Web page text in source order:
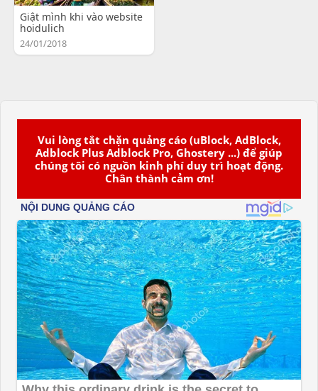
Vui lòng tắt chặn quảng cáo (uBlock, AdBlock,
Adblock Plus Adblock Pro, Ghostery ...) để giúp
chúng tôi có nguồn kinh phí duy trì hoạt động.
Chân thành cảm ơn!
Giật mình khi vào website
hoidulich
24/01/2018